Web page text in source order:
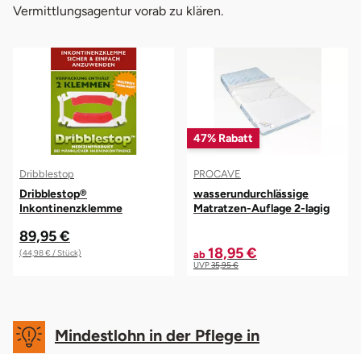
Vermittlungsagentur vorab zu klären.
Dribblestop
Dribblestop®
Inkontinenzklemme
89,95 €
(44,98 € / Stück)
47% Rabatt
PROCAVE
wasserundurchlässige
Matratzen-Auflage 2-lagig
ab 18,95 €
UVP35,95 €
Mindestlohn in der Pflege in